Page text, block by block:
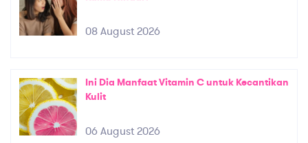
08 August 2026
Ini Dia Manfaat Vitamin C untuk Kecantikan
Kulit
06 August 2026